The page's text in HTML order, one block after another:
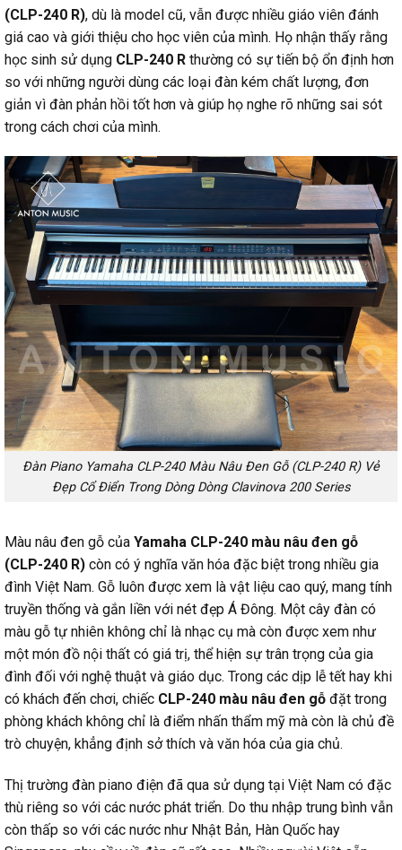
(CLP-240 R), dù là model cũ, vẫn được nhiều giáo viên đánh
giá cao và giới thiệu cho học viên của mình. Họ nhận thấy rằng
học sinh sử dụng CLP-240 R thường có sự tiến bộ ổn định hơn
so với những người dùng các loại đàn kém chất lượng, đơn
giản vì đàn phản hồi tốt hơn và giúp họ nghe rõ những sai sót
trong cách chơi của mình.
Đàn Piano Yamaha CLP-240 Màu Nâu Đen Gỗ (CLP-240 R) Vẻ
Đẹp Cổ Điển Trong Dòng Dòng Clavinova 200 Series
Màu nâu đen gỗ của Yamaha CLP-240 màu nâu đen gỗ
(CLP-240 R) còn có ý nghĩa văn hóa đặc biệt trong nhiều gia
đình Việt Nam. Gỗ luôn được xem là vật liệu cao quý, mang tính
truyền thống và gắn liền với nét đẹp Á Đông. Một cây đàn có
màu gỗ tự nhiên không chỉ là nhạc cụ mà còn được xem như
một món đồ nội thất có giá trị, thể hiện sự trân trọng của gia
đình đối với nghệ thuật và giáo dục. Trong các dịp lễ tết hay khi
có khách đến chơi, chiếc CLP-240 màu nâu đen gỗ đặt trong
phòng khách không chỉ là điểm nhấn thẩm mỹ mà còn là chủ đề
trò chuyện, khẳng định sở thích và văn hóa của gia chủ.
Thị trường đàn piano điện đã qua sử dụng tại Việt Nam có đặc
thù riêng so với các nước phát triển. Do thu nhập trung bình vẫn
còn thấp so với các nước như Nhật Bản, Hàn Quốc hay